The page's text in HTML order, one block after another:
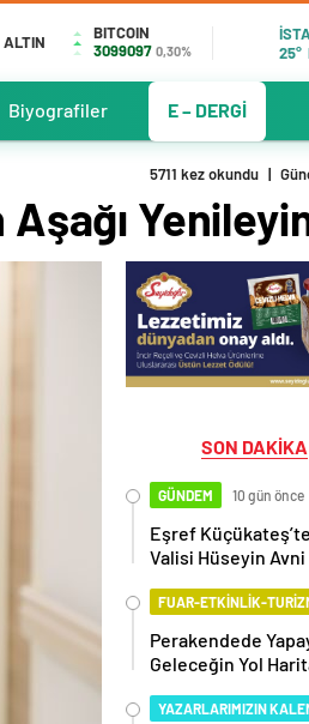
ALTIN
BITCOIN
3099097 0,30%
25°
Biyografiler E – DERGİ
5711 kez okundu |
SON DAKİKA
GÜNDEM 10 gün önce
Eşref
Valisi Hüseyin Avni
FUAR-ETKİNLİK-
Perakendede
Geleceğin Yol
YAZARLARIMIZIN